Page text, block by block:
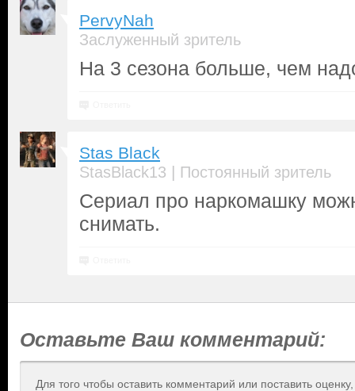
PervyNah
Заслуженный зритель
На 3 сезона больше, чем
Stas Black
StasBlack13 | Постоянный зритель
Сериал про наркомашку
снимать.
Оставьте Ваш комментарий:
Для того чтобы оставить комментарий или поставить